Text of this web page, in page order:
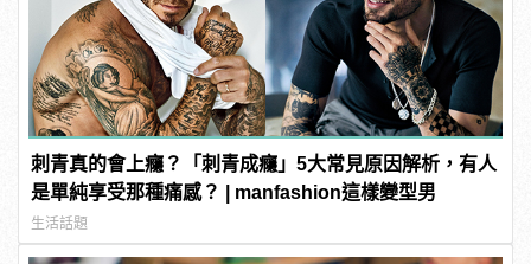
刺青真的會上癮？「刺青成癮」5大常見原因解析，有人
是單純享受那種痛感？ | manfashion這樣變型男
生活話題